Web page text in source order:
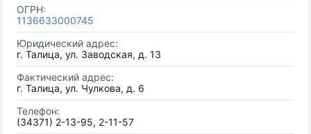
ОГРН:
1136633000745
Юридический адрес:
г. Талица, ул. Заводская, д. 13
Фактический адрес:
г. Талица, ул. Чулкова, д. 6
Телефон:
(34371) 2-13-95, 2-11-57